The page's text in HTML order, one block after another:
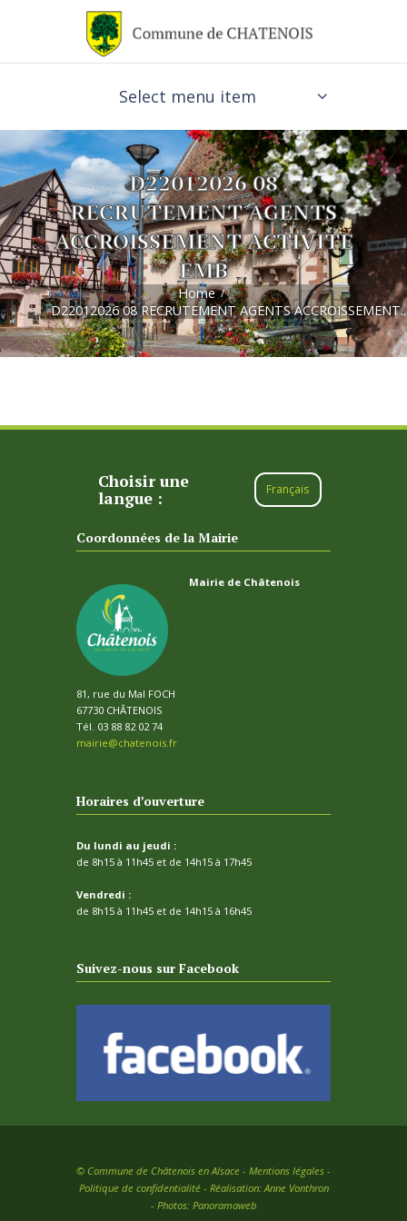
Select menu item
D22012026 08
RECRUTEMENT AGENTS
ACCROISSEMENT ACTIVITE
EMB
Home
D22012026 08 RECRUTEMENT AGENTS
Choisir une
langue :
Français
Coordonnées de la Mairie
Mairie de Châtenois
81, rue du Mal FOCH
67730 CHÂTENOIS
Tél. 03 88 82 02 74
mairie@chatenois.fr
Horaires d’ouverture
Du lundi au jeudi :
de 8h15 à 11h45 et de 14h15 à 17h45
Vendredi :
de 8h15 à 11h45 et de 14h15 à 16h45
Suivez-nous sur Facebook
© Commune de Châtenois en Alsace - Mentions légales -
Politique de confidentialité - Réalisation: Anne Vonthron
- Photos: Panoramaweb